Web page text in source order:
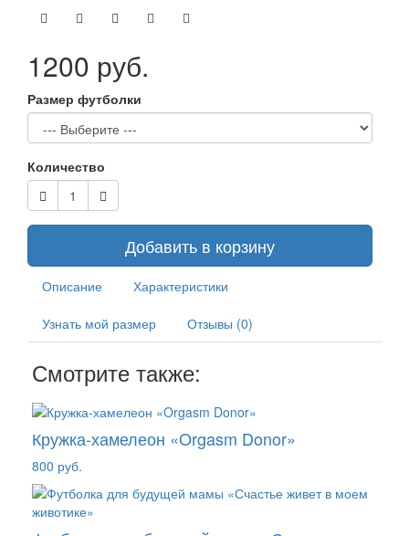
1200 руб.
Размер футболки
Количество
Добавить в корзину
Описание Характеристики
Узнать мой размер Отзывы (0)
Смотрите также:
Кружка-хамелеон «Orgasm Donor»
800 руб.